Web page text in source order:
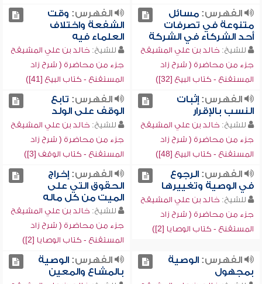
الفهرس:مسائل
متنوعة في تصرفات
أحد الشركاء في الشركة
للشيخ: خالد بن علي المشيقح
جزء من محاضرة ( شرح زاد
المستقنع - كتاب البيع [32])
الفهرس: وقت
الشفعة واختلاف
العلماء فيه
للشيخ: خالد بن علي المشيقح
جزء من محاضرة ( شرح زاد
المستقنع - كتاب البيع [41])
الفهرس:إثبات
النسب بالإقرار
للشيخ: خالد بن علي المشيقح
جزء من محاضرة ( شرح زاد
المستقنع - كتاب البيع [48])
الفهرس: تابع
الوقف على الولد
للشيخ: خالد بن علي المشيقح
جزء من محاضرة ( شرح زاد
المستقنع - كتاب الوقف [3])
الفهرس:الرجوع
في الوصية وتغييرها
للشيخ: خالد بن علي المشيقح
جزء من محاضرة ( شرح زاد
المستقنع - كتاب الوصايا [2])
الفهرس:إخراج
الحقوق التي على
الميت من كل ماله
للشيخ: خالد بن علي المشيقح
جزء من محاضرة ( شرح زاد
المستقنع - كتاب الوصايا [2])
الفهرس:الوصية
بمجهول
الفهرس:الوصية
بالمشاع والمعين